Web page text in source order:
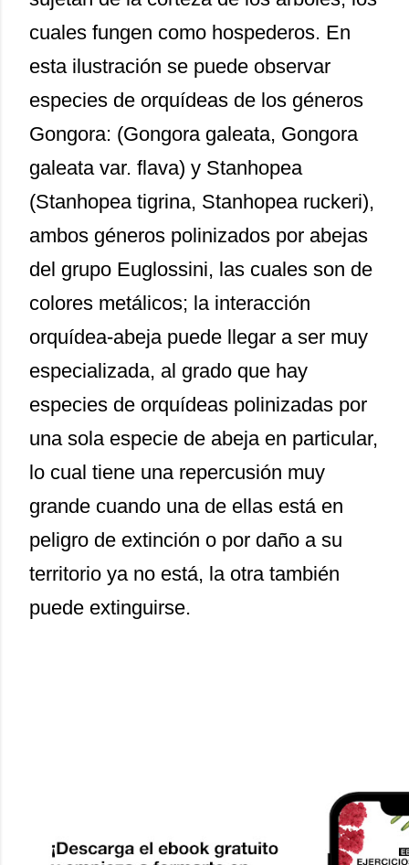
cuales fungen como hospederos. En
esta ilustración se puede observar
especies de orquídeas de los géneros
Gongora: (Gongora galeata, Gongora
galeata var. flava) y Stanhopea
(Stanhopea tigrina, Stanhopea ruckeri),
ambos géneros polinizados por abejas
del grupo Euglossini, las cuales son de
colores metálicos; la interacción
orquídea-abeja puede llegar a ser muy
especializada, al grado que hay
especies de orquídeas polinizadas por
una sola especie de abeja en particular,
lo cual tiene una repercusión muy
grande cuando una de ellas está en
peligro de extinción o por daño a su
territorio ya no está, la otra también
puede extinguirse.